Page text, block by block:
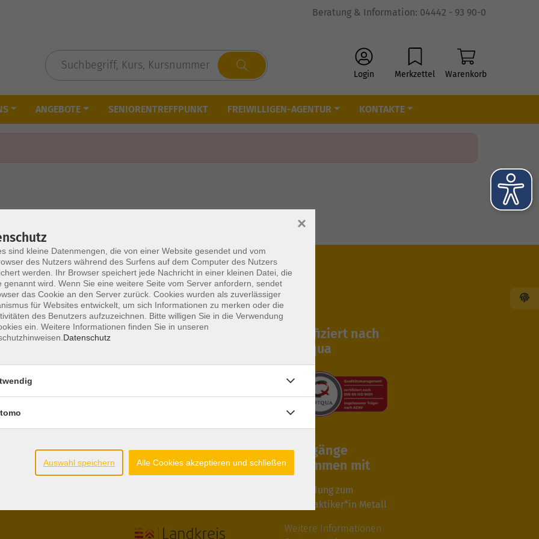
Beratung & Information: 04442 - 93 90-0
Login Merkzettel Warenkorb
ANGEBOTE SENIORENTREFFPUNKT FREIWILLIGEN-AGENTUR KONTAKTE
Uhr
13.30 Uhr
- 11.00 Uhr
Gesetzliche Angaben
Datenschutzerklärung
Widerruf
Zertifiziert nach
Certqua
Lehrgänge
zusammen mit
Ausbildung zum
Fachpraktiker*in Metall
Weitere Informationen
sind kleine Datenmengen, die von einer Website gesendet und vom
des Nutzers während des Surfens auf dem Computer des Nutzers
werden. Ihr Browser speichert jede Nachricht in einer kleinen Datei, die
genannt wird. Wenn Sie eine weitere Seite vom Server anfordern, sendet
das Cookie an den Server zurück. Cookies wurden als zuverlässiger
für Websites entwickelt, um sich Informationen zu merken oder die
des Benutzers aufzuzeichnen. Bitte willigen Sie in die Verwendung
ein. Weitere Informationen finden Sie in unseren
Datenschutz
×
Auswahl speichern Alle Cookies akzeptieren und schließen